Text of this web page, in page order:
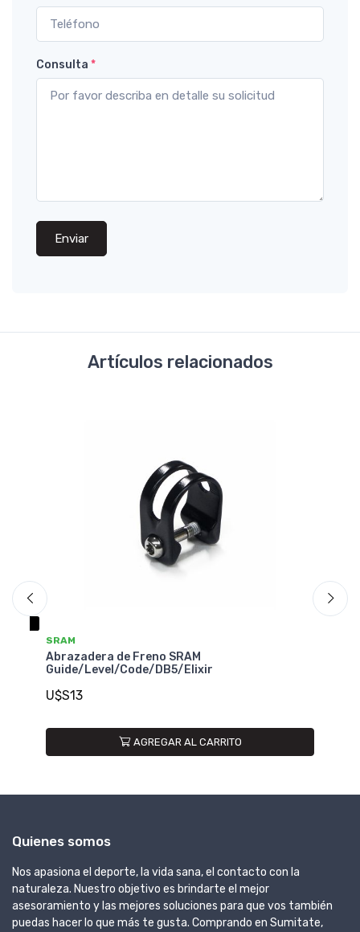
Consulta *
Enviar
Artículos relacionados
Abrazadera de Freno SRAM Hinge-Clamp
Guide/G2/Level/Code/Elixir/DB Der/Izq
Quienes somos
Nos apasiona el deporte, la vida sana, el contacto con la
naturaleza. Nuestro objetivo es brindarte el mejor
asesoramiento y las mejores soluciones para que vos también
puedas hacer lo que más te gusta. Comprando en Sumitate,